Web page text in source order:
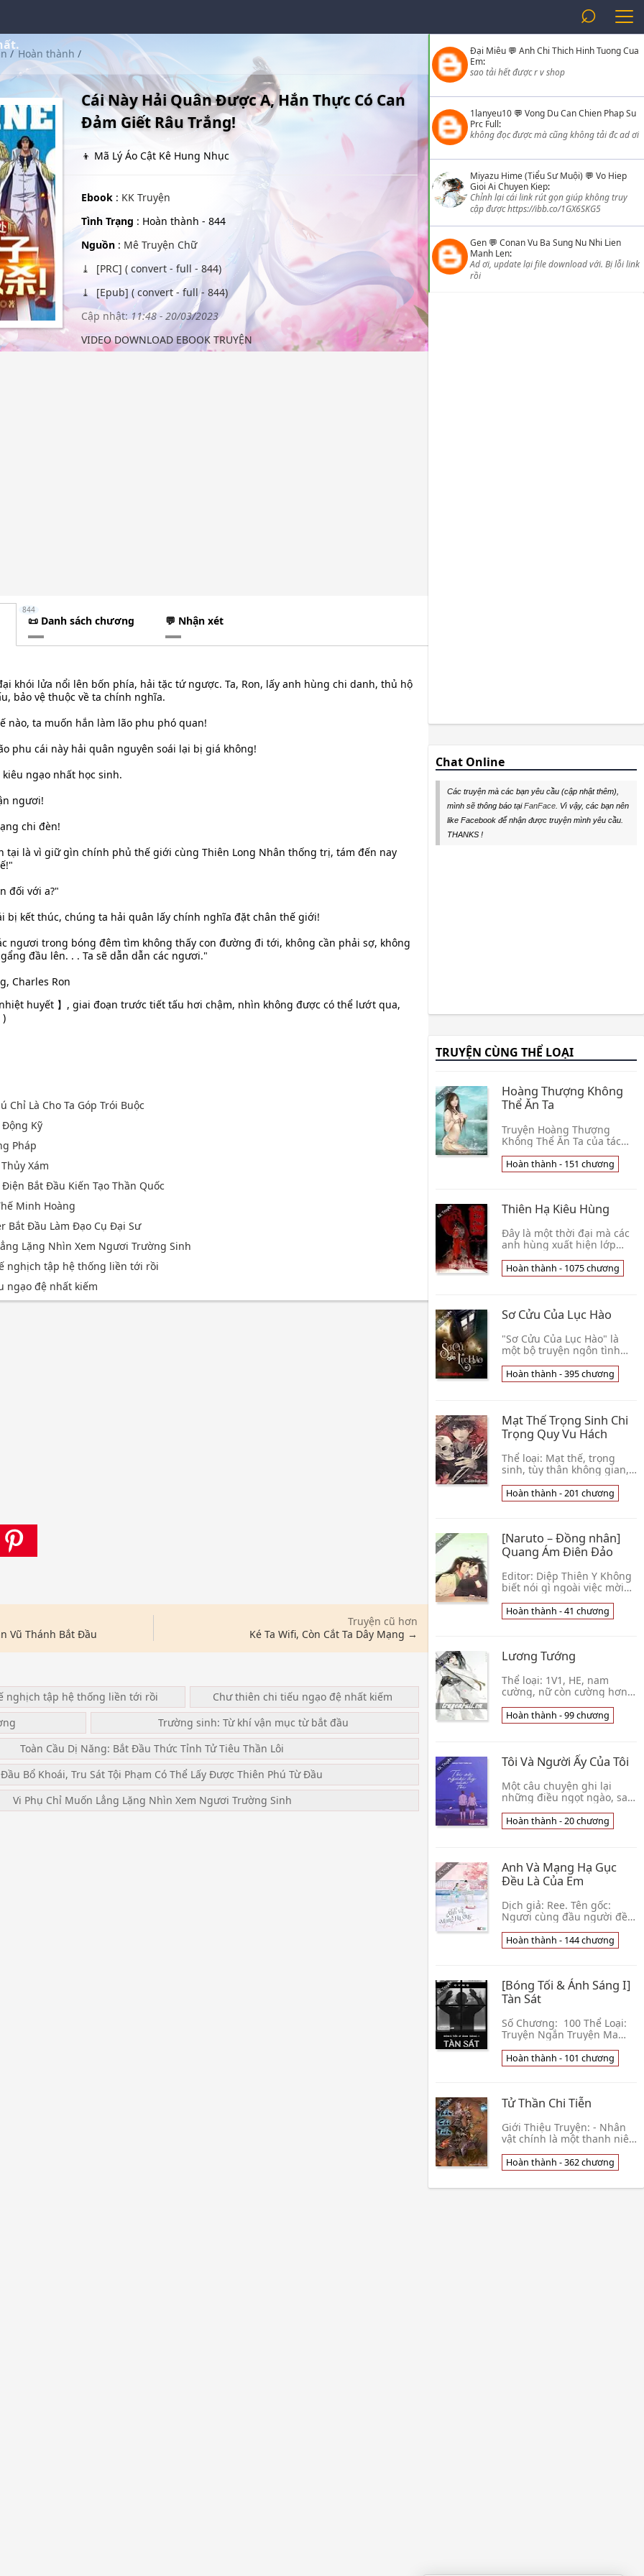
⌕
/ Hoàn thành /
Cái Này Hải Quân Được A, Hắn Thực Có Can
Đảm Giết Râu Trắng!
👦 Mã Lý Áo Cật Kê Hung Nhục
Ebook : KK Truyện
Tình Trạng : Hoàn thành - 844
Nguồn: Mê Truyện Chữ
[PRC] ( convert - full - 844)
[Epub] ( convert - full - 844)
Cập nhật:11:48 - 20/03/2023
VIDEO DOWNLOAD EBOOK TRUYỆN
📜 Danh sách chương
844
💬 Nhận xét
khói lửa nổi lên bốn phía, hải tặc tứ ngược. Ta, Ron, lấy anh hùng chi danh, thủ hộ
bảo vệ thuộc về ta chính nghĩa.
nào, ta muốn hắn làm lão phu phó quan!
phu cái này hải quân nguyên soái lại bị giá không!
ngạo nhất học sinh.
ngươi!
chi đèn!
tại là vì giữ gìn chính phủ thế giới cùng Thiên Long Nhân thống trị, tám đến nay
đối với a?"
bị kết thúc, chúng ta hải quân lấy chính nghĩa đặt chân thế giới!
ngươi trong bóng đêm tìm không thấy con đường đi tới, không cần phải sợ, không
đầu lên. . . Ta sẽ dẫn dẫn các ngươi."
Charles Ron
huyết 】, giai đoạn trước tiết tấu hơi chậm, nhìn không được có thể lướt qua,
)
Chỉ Là Cho Ta Góp Trói Buộc
Động Kỹ
Pháp
Xám
Điện Bắt Đầu Kiến Tạo Thần Quốc
Minh Hoàng
Bắt Đầu Làm Đạo Cụ Đại Sư
Lặng Nhìn Xem Ngươi Trường Sinh
nghịch tập hệ thống liền tới rồi
ngạo đệ nhất kiếm
Vũ Thánh Bắt Đầu
Truyện cũ hơn
Ké Ta Wifi, Còn Cắt Ta Dây Mạng →
nghịch tập hệ thống liền tới rồi
Chư thiên chi tiếu ngạo đệ nhất kiếm
Trường sinh: Từ khí vận mục từ bắt đầu
Toàn Cầu Dị Năng: Bắt Đầu Thức Tỉnh Tử Tiêu Thần Lôi
Bổ Khoái, Tru Sát Tội Phạm Có Thể Lấy Được Thiên Phú Từ Đầu
Vi Phụ Chỉ Muốn Lẳng Lặng Nhìn Xem Ngươi Trường Sinh
Đại Miêu 💬 Anh Chi Thich Hinh Tuong Cua
Em:
sao tải hết được r v shop
1lanyeu10 💬 Vong Du Can Chien Phap Su
Prc Full:
không đọc được mà cũng không tải đc ad ơi
Miyazu Hime (Tiểu Sư Muội) 💬 Vo Hiep
Gioi Ai Chuyen Kiep:
Chỉnh lại cái link rút gọn giúp không truy
cập được https://ibb.co/1GX6SKG5
Gen 💬 Conan Vu Ba Sung Nu Nhi Lien
Manh Len:
Ad ơi, update lại file download với. Bị lỗi link
rồi
Chat Online
Các truyện mà các bạn yêu cầu (cập nhật thêm),
mình sẽ thông báo tạiFanFace . Vì vậy, các bạn nên
like Facebook để nhận được truyện mình yêu cầu.
THANKS !
TRUYỆN CÙNG THỂ LOẠI
Hoàng Thượng Không
Thể Ăn Ta
Truyện Hoàng Thượng
Không Thể Ăn Ta của tác
chính là một cô nàng chỉ vì
một hiểu lầm nhỏ nhỏ, mà
Hoàn thành - 151 chương
Thiên Hạ Kiêu Hùng
Đây là một thời đại mà các
anh hùng xuất hiện lớp
Đức, Vương Thế Sung, Lý
Mật, Tiêu Tiển, Trương Tu
Hoàn thành - 1075 chương
Sơ Cửu Của Lục Hào
"Sơ Cửu Của Lục Hào" là
một bộ truyện ngôn tình
độc giả đón đọc trong thời
gian qua. Nhắc đến thể loại
Hoàn thành - 395 chương
Mạt Thế Trọng Sinh Chi
Trọng Quy Vu Hách
Thể loại: Mạt thế, trọng
sinh, tùy thân không gian,
chung, trung khuyển thâm
tình công x ôn nhu hiền
Hoàn thành - 201 chương
[Naruto – Đồng nhân]
Quang Ám Điên Đảo
Editor: Diệp Thiên Y Không
biết nói gì ngoài việc mời
thì nhảy hố. Chỉ là đột
nhiên suy nghĩ linh tinh,
Hoàn thành - 41 chương
Lương Tướng
Thể loại: 1V1, HE, nam
cường, nữ còn cường hơn,
chính dịu dàng, chịu đủ
loại bạo lực = = Võ khôi Lâm
Hoàn thành - 99 chương
Tôi Và Người Ấy Của Tôi
Một câu chuyện ghi lại
những điều ngọt ngào, say
trai 187 Một tác giả cùng
một anh chàng giải phóng
Hoàn thành - 20 chương
Anh Và Mạng Hạ Gục
Đều Là Của Em
Dịch giả: Ree. Tên gốc:
Ngươi cùng đầu người đều
thành. Giới thiệu: "Trên
kênh live stream hiện giờ"
Hoàn thành - 144 chương
[Bóng Tối & Ánh Sáng I]
Tàn Sát
Số Chương: 100 Thể Loại:
Truyện Ngắn Truyện Ma
13+ Tổng hợp những câu
chuyện huyền bí và kinh dị
Hoàn thành - 101 chương
Tử Thần Chi Tiễn
Giới Thiệu Truyện: - Nhân
vật chính là một thanh niên
công việc bình thường với
chức vụ bình thường, đồng
nghĩa sẽ là 👦 Ái Hồi Gia
Hoàn thành - 362 chương